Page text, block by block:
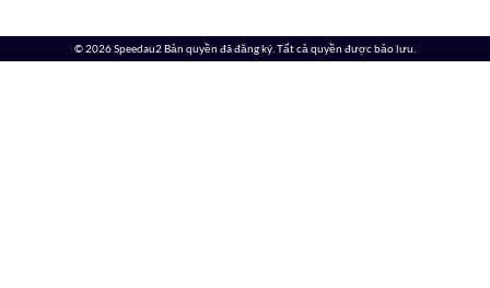
© 2026 Speedau2 Bản quyền đã đăng ký. Tất cả quyền được bảo lưu.